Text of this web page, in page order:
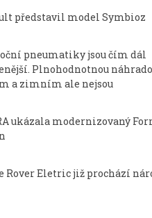
představil model Symbioz
pneumatiky jsou čím dál
Plnohodnotnou
a zimním ale nejsou
ukázala modernizovaný
Rover Eletric již prochází